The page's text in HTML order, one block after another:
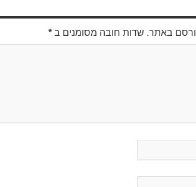
באתר. שדות חובה מסומנים ב *